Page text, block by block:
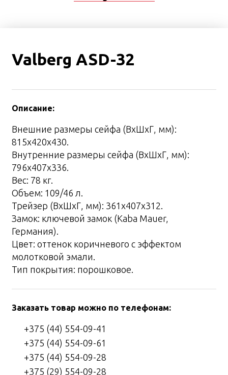
Valberg ASD-32
Описание:
Внешние размеры сейфа (ВхШхГ, мм):
815х420х430.
Внутренние размеры сейфа (ВхШхГ, мм):
796х407х336.
Вес: 78 кг.
Объем: 109/46 л.
Трейзер (ВхШхГ, мм): 361х407х312.
Замок: ключевой замок (Kaba Mauer,
Германия).
Цвет: оттенок коричневого с эффектом
молотковой эмали.
Тип покрытия: порошковое.
Заказать товар можно по телефонам:
+375 (44) 554-09-41
+375 (44) 554-09-61
+375 (44) 554-09-28
+375 (29) 554-09-28